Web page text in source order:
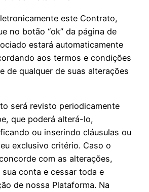
este Contrato,
no botão “ok” da página de
estará automaticamente
aos termos e condições
de qualquer de suas alterações
será revisto periodicamente
que poderá alterá-lo,
ou inserindo cláusulas ou
exclusivo critério. Caso o
com as alterações,
sua conta e cessar toda e
de nossa Plataforma. Na